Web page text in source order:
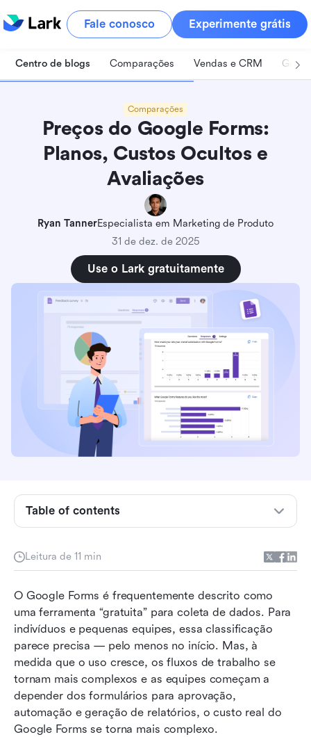
Fale conosco Experimente grátis
Centro de blogs Comparações Vendas e CRM
Comparações
Preços do Google Forms:
Planos, Custos Ocultos e
Avaliações
Ryan TannerEspecialista em Marketing de Produto
31 de dez. de 2025
Use o Lark gratuitamente
Leitura de 11 min
O Google Forms é frequentemente descrito como
uma ferramenta “gratuita” para coleta de dados. Para
indivíduos e pequenas equipes, essa classificação
parece precisa — pelo menos no início. Mas, à
medida que o uso cresce, os fluxos de trabalho se
tornam mais complexos e as equipes começam a
depender dos formulários para aprovação,
automação e geração de relatórios, o custo real do
Google Forms se torna mais complexo.
Table of contents
O que é o Google Forms?
Recursos do Google Forms que você deve
conhecer antes de pagar
Preços do Google Forms: o que está incluído
por padrão
Preços gratuitos do Google Forms e possíveis
Google Forms gratuito vs pago: comparação de
uso no mundo real
Preços do complemento do Google Forms:
notificações
para equipes
Como a Lark oferece um fluxo de trabalho mais
completo baseado em formulários
Google Forms vs Lark: valor além da criação de
formulários
Escolher a ferramenta certa com base na escala
e complexidade